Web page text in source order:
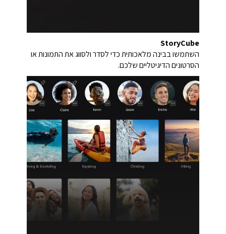
StoryCube
השתמשו בבינה מלאכותית כדי לסדר ולסווג את התמונות או
הסרטונים הדיגיטליים שלכם.